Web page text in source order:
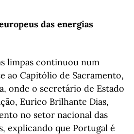
das energias
limpas continuou num
ao Capitólio de Sacramento,
onde o secretário de Estado
Eurico Brilhante Dias,
no setor nacional das
explicando que Portugal é